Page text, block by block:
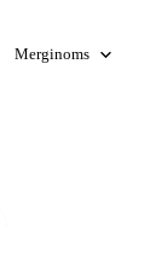
Merginoms